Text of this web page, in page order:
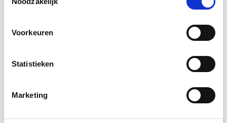
Voorkeuren
Statistieken
Marketing
zo goed mogelijk zelf kunt afhandelen. Klassikaal
Utrecht en/of online